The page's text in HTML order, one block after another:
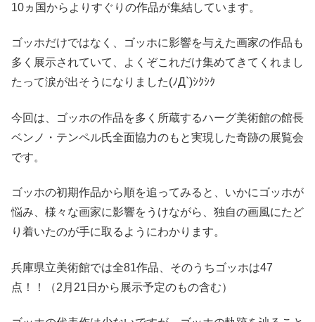
10ヵ国からよりすぐりの作品が集結しています。
ゴッホだけではなく、ゴッホに影響を与えた画家の作品も
多く展示されていて、よくぞこれだけ集めてきてくれまし
たって涙が出そうになりました(ﾉД`)ｼｸｼｸ
今回は、ゴッホの作品を多く所蔵するハーグ美術館の館長
ベンノ・テンペル氏全面協力のもと実現した奇跡の展覧会
です。
ゴッホの初期作品から順を追ってみると、いかにゴッホが
悩み、様々な画家に影響をうけながら、独自の画風にたど
り着いたのが手に取るようにわかります。
兵庫県立美術館では全81作品、そのうちゴッホは47
点！！（2月21日から展示予定のもの含む）